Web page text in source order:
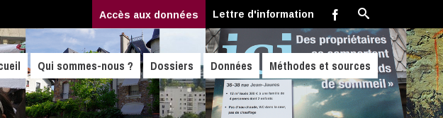
Accès aux données Lettre d'information
Qui sommes-nous ? Dossiers Données Méthodes et sources